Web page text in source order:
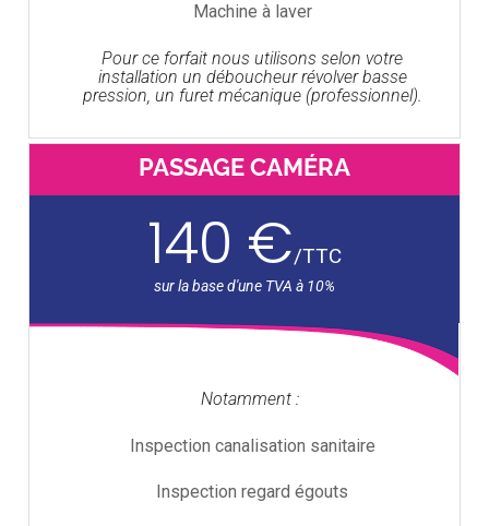
Machine à laver
Pour ce forfait nous utilisons selon votre
installation un déboucheur révolver basse
pression, un furet mécanique (professionnel).
PASSAGE CAMÉRA
140 €/TTC
Notamment :
Inspection canalisation sanitaire
Inspection regard égouts